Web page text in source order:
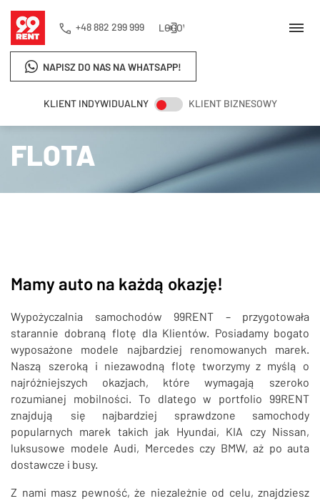
KLIENT INDYWIDUALNY KLIENT BIZNESOWY
NAPISZ DO NAS NA WHATSAPP!
+48 882 299 999 LOGOWANIE
SZUKAJ
Strona główna Flota
FLOTA
Mamy auto na każdą okazję!
Wypożyczalnia samochodów 99RENT – przygotowała
starannie dobraną flotę dla Klientów. Posiadamy bogato
wyposażone modele najbardziej renomowanych marek.
Naszą szeroką i niezawodną flotę tworzymy z myślą o
najróżniejszych okazjach, które wymagają szeroko
rozumianej mobilności. To dlatego w portfolio 99RENT
znajdują się najbardziej sprawdzone samochody
popularnych marek takich jak Hyundai, KIA czy Nissan,
luksusowe modele Audi, Mercedes czy BMW, aż po auta
dostawcze i busy.
Z nami masz pewność, że niezależnie od celu, znajdziesz